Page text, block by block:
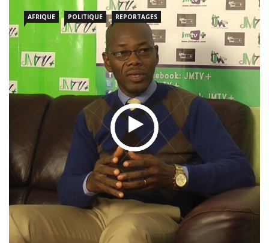
enseignant; que dispose la loi camerounaise en
LIRE PLUS
AFRIQUE POLITIQUE REPORTAGES